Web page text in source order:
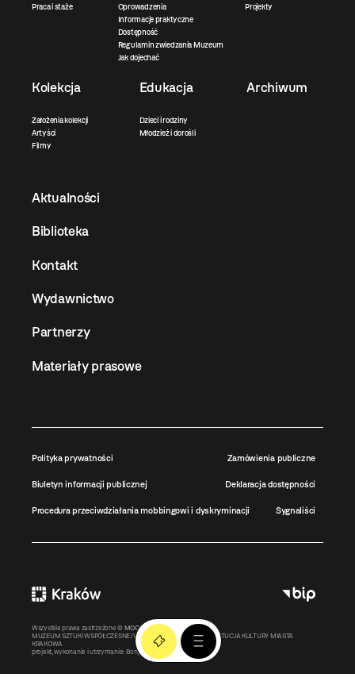
Praca i staże
Oprowadzenia
Informacje praktyczne
Dostępność
Regulamin zwiedzania Muzeum
Jak dojechać
Projekty
Kolekcja
Założenia kolekcji
Artyści
Filmy
Edukacja
Dzieci i rodziny
Młodzież i dorośli
Archiwum
Aktualności
Biblioteka
Kontakt
Wydawnictwo
Partnerzy
Materiały prasowe
Polityka prywatności Zamówienia publiczne
Biuletyn informacji publicznej Deklaracja dostępności
Procedura przeciwdziałania mobbingowi i dyskryminacji Sygnaliści
Wszystkie prawa zastrzeżone © MOCAK2011-2026
MUZEUM SZTUKI WSPÓŁCZESNEJ W KRAKOWIE MOCAK – INSTYTUCJA KULTURY MIASTA
KRAKOWA
projekt, wykonanie i utrzymanie: Bonjour.pl